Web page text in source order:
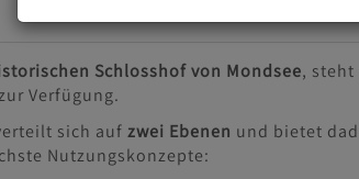
Schlosshof von Mondsee,
Verfügung.
sich auf zwei Ebenen und bietet
Nutzungskonzepte: